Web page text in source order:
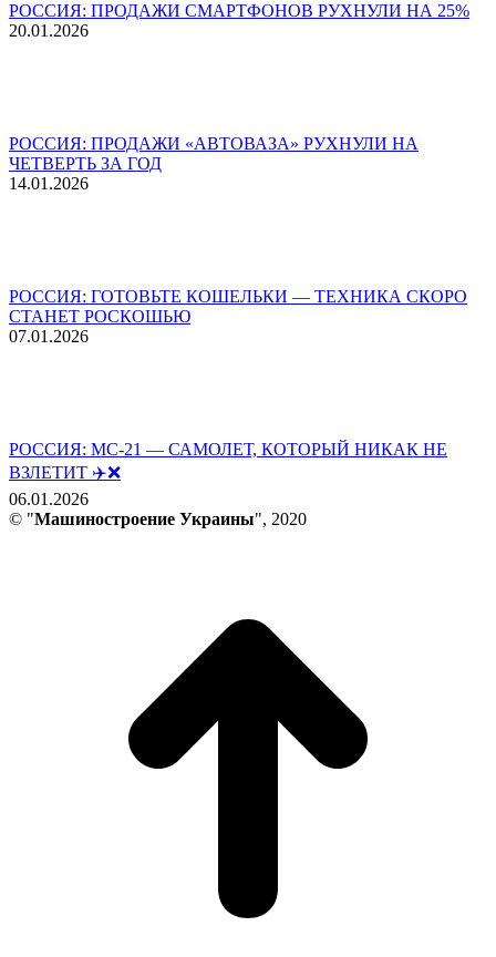
РОССИЯ: ПРОДАЖИ СМАРТФОНОВ РУХНУЛИ НА 25%
20.01.2026
РОССИЯ: ПРОДАЖИ «АВТОВАЗА» РУХНУЛИ НА
ЧЕТВЕРТЬ ЗА ГОД
14.01.2026
РОССИЯ: ГОТОВЬТЕ КОШЕЛЬКИ — ТЕХНИКА СКОРО
СТАНЕТ РОСКОШЬЮ
07.01.2026
РОССИЯ: МС-21 — САМОЛЕТ, КОТОРЫЙ НИКАК НЕ
ВЗЛЕТИТ ✈️❌
06.01.2026
© "Машиностроение Украины", 2020